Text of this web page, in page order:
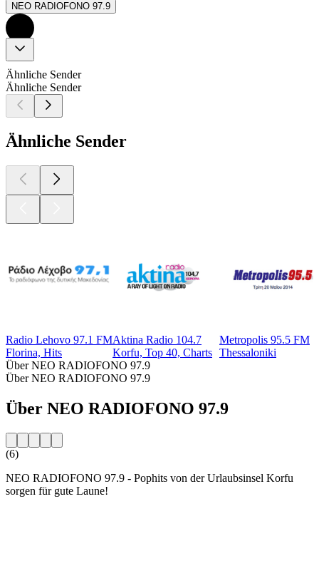
NEO RADIOFONO 97.9
Ähnliche Sender
Ähnliche Sender
Ähnliche Sender
Radio Lehovo 97.1 FM
Florina, Hits
Aktina Radio 104.7
Korfu, Top 40, Charts
Metropolis 95.5 FM
Thessaloniki
Über NEO RADIOFONO 97.9
Über NEO RADIOFONO 97.9
Über NEO RADIOFONO 97.9
(6)
NEO RADIOFONO 97.9 - Pophits von der Urlaubsinsel Korfu
sorgen für gute Laune!